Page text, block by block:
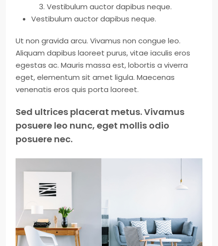
Vestibulum auctor dapibus neque.
Vestibulum auctor dapibus neque.
Ut non gravida arcu. Vivamus non congue leo.
Aliquam dapibus laoreet purus, vitae iaculis eros
egestas ac. Mauris massa est, lobortis a viverra
eget, elementum sit amet ligula. Maecenas
venenatis eros quis porta laoreet.
Sed ultrices placerat metus. Vivamus
posuere leo nunc, eget mollis odio
posuere nec.